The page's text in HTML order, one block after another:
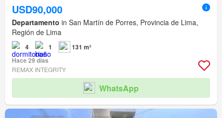
USD90,000
Departamento in San Martín de Porres, Provincia de Lima,
Región de Lima
4 1
131 m²
Hace 29 días
REMAX INTEGRITY
WhatsApp